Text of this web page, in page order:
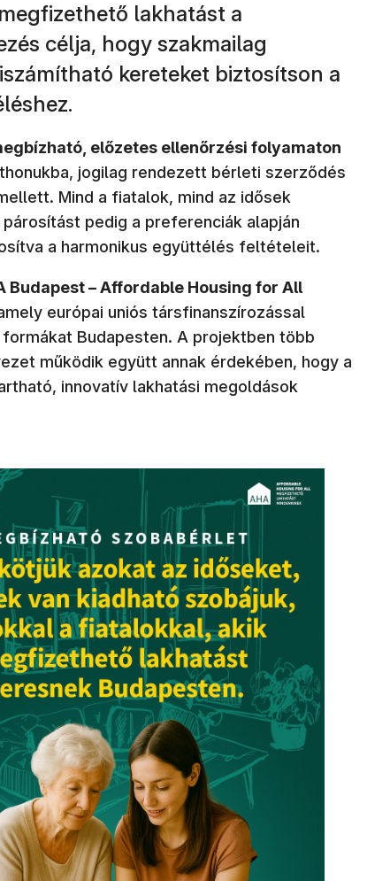
lakhatást a
célja, hogy szakmailag
kereteket biztosítson a
előzetes ellenőrzési folyamaton
jogilag rendezett bérleti szerződés
Mind a fiatalok, mind az idősek
pedig a preferenciák alapján
a harmonikus együttélés feltételeit.
Budapest – Affordable Housing for All
európai uniós társfinanszírozással
Budapesten. A projektben több
működik együtt annak érdekében, hogy a
innovatív lakhatási megoldások